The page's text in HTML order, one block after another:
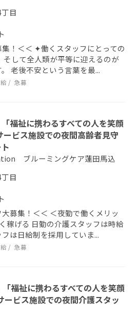
目
！＜＜ ✦働くスタッフにとっての
そして全人類が平等に迎えるのが
老後不安という言葉を最...
急募
「福祉に携わるすべての人を笑顔
ービス施設での夜間高齢者見守
ブルーミングケア蓮田馬込
目
募集！＜＜ ＜夜勤で働くメリッ
稼げる 日勤の介護スタッフは時給
は日給制を採用していま...
急募
「福祉に携わるすべての人を笑顔
ービス施設での夜間介護スタッ